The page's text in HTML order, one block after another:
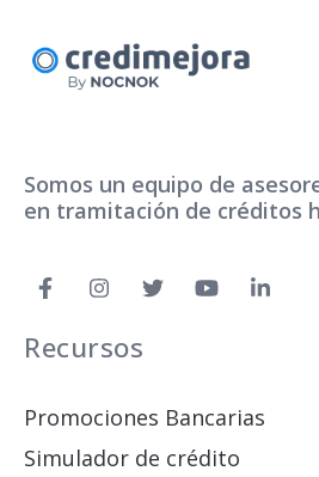
Somos un equipo de
en tramitación de créditos
Recursos
Promociones Bancarias
Simulador de crédito